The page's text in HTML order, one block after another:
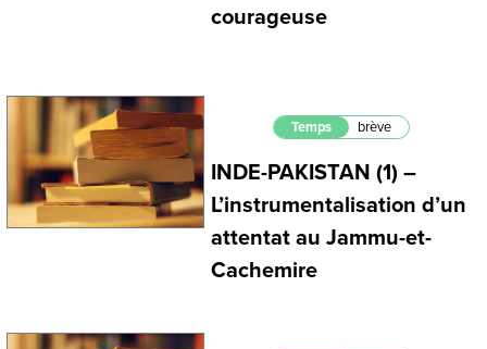
courageuse
Temps brève
INDE-PAKISTAN (1) –
L’instrumentalisation d’un
attentat au Jammu-et-
Cachemire